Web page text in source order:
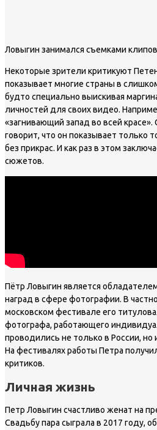
Ловыгин занимался съемками
Некоторые зрители критикуют
показывает многие страны в
будто специально выискивая
личностей для своих видео.
«загнивающий запад во всей
говорит, что он показывает только
без прикрас. И как раз в этом
сюжетов.
Пётр Ловыгин является
наград в сфере фотографии. В
московском фестивале его
фотографа, работающего
проводились не только в России, но
На фестивалях работы Петра
критиков.
Личная жизнь
Петр Ловыгин счастливо женат на
Свадьбу пара сыграла в 2017 году,